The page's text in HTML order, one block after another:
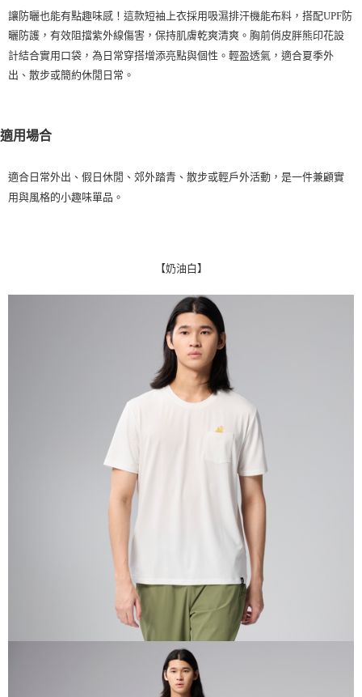
一般宅配
每筆NT$100
讓防曬也能有點趣味感！這款短袖上衣採用吸濕排汗機能布料 ，搭配UPF防
曬防護 ，有效阻擋紫外線傷害，保持肌膚乾爽清爽。胸前俏皮胖熊印花設
計結合實用口袋，為日常穿搭增添亮點與個性。輕盈透氣，適合夏季外
出、散步或簡約休閒日常。
適用場合
適合日常外出、假日休閒、郊外踏青、散步或輕戶外活動，是一件兼顧實
用與風格的小趣味單品。
【奶油白】